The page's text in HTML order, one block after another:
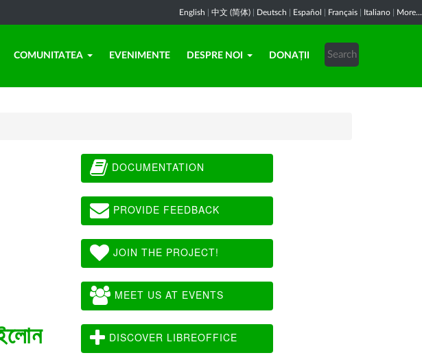
English 中文 (简体) Deutsch Español Français Italiano More...
COMUNITATEA EVENIMENTE DESPRE NOI DONAȚII
DOCUMENTATION
PROVIDE FEEDBACK
JOIN THE PROJECT!
MEET US AT EVENTS
DISCOVER LIBREOFFICE